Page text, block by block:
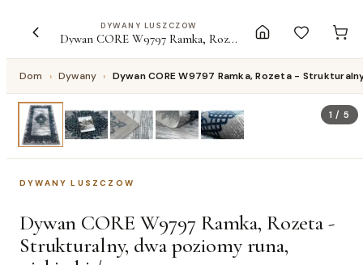
DYWANY LUSZCZOW
Dywan CORE W9797 Ramka, Rozeta - Strukturalny, dwa poziomy runa, niebieski / szary
Dom › Dywany › Dywan CORE W9797 Ramka, Rozeta -
1 /5
DYWANY LUSZCZOW
Dywan CORE W9797 Ramka, Rozeta -
Strukturalny, dwa poziomy runa,